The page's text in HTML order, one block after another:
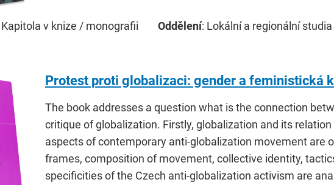
Kapitola v knize / monografii Oddělení: Lokální a regionální studia
Protest proti globalizaci: gender a feministická
The book addresses a question what is the connection
critique of globalization. Firstly, globalization and its
aspects of contemporary anti-globalization movement are
frames, composition of movement, collective identity,
specificities of the Czech anti-globalization activism are